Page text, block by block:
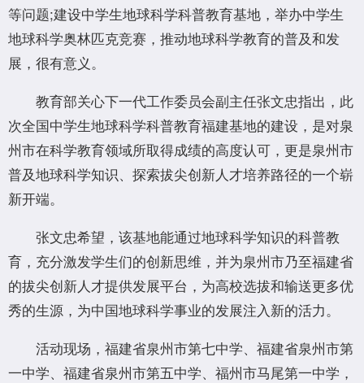
等问题;建设中学生地球科学科普教育基地，举办中学生
地球科学奥林匹克竞赛，推动地球科学教育的普及和发
展，很有意义。
教育部关心下一代工作委员会副主任张文忠指出，此
次全国中学生地球科学科普教育福建基地的建设，是对泉
州市在科学教育领域所取得成绩的高度认可，更是泉州市
普及地球科学知识、探索拔尖创新人才培养路径的一个崭
新开端。
张文忠希望，该基地能通过地球科学知识的科普教
育，充分激发学生们的创新思维，并为泉州市乃至福建省
的拔尖创新人才提供发展平台，为高校选拔和输送更多优
秀的生源，为中国地球科学事业的发展注入新的活力。
活动现场，福建省泉州市第七中学、福建省泉州市第
一中学、福建省泉州市第五中学、福州市马尾第一中学，